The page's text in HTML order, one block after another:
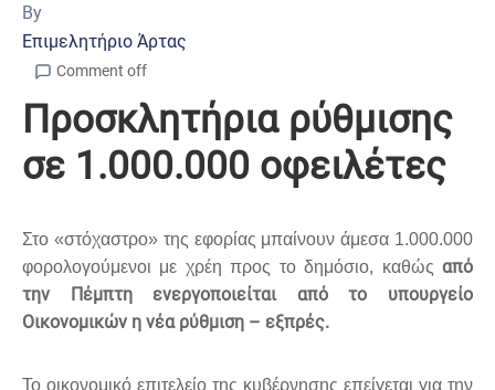
By
Επιμελητήριο Άρτας
Comment off
Προσκλητήρια ρύθμισης
σε 1.000.000 οφειλέτες
Στο «στόχαστρο» της εφορίας μπαίνουν άμεσα 1.000.000
φορολογούμενοι με χρέη προς το δημόσιο, καθώς από
την Πέμπτη ενεργοποιείται από το υπουργείο
Οικονομικών η νέα ρύθμιση – εξπρές.
Το οικονομικό επιτελείο της κυβέρνησης επείγεται για την